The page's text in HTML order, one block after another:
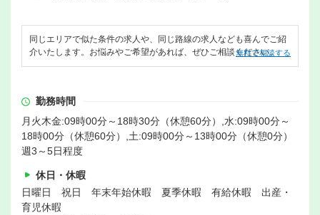
同じエリアで似た条件の求人や、同じ路線の求人なども喜んでご紹
介いたします。お悩みやご希望があれば、ぜひご相談ください。
無料で相談する
勤務時間
月火木金:09時00分～18時30分（休憩60分）,水:09時00分～
18時00分（休憩60分）,土:09時00分～13時00分（休憩0分）
週3～5日程度
休日・休暇
日曜日 祝日 年末年始休暇 夏季休暇 有給休暇 出産・
育児休暇